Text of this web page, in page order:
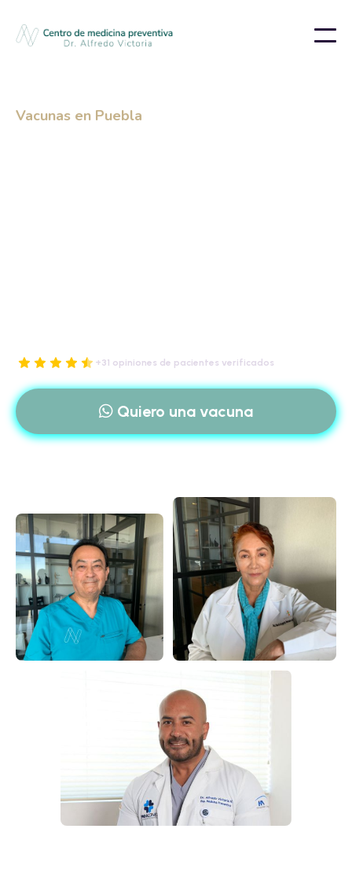
Vacunas en Puebla
+31 opiniones de pacientes verificados
 Quiero una vacuna